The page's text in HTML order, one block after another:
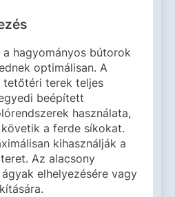
hagyományos bútorok
optimálisan. A
tetőtéri terek teljes
beépített
használata,
a ferde síkokat.
kihasználják a
Az alacsony
elhelyezésére vagy